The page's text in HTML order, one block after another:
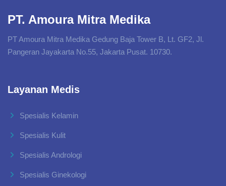
PT. Amoura Mitra Medika
PT Amoura Mitra Medika Gedung Baja Tower B, Lt. GF2, Jl.
Pangeran Jayakarta No.55, Jakarta Pusat. 10730.
Layanan Medis
Spesialis Kelamin
Spesialis Kulit
Spesialis Andrologi
Spesialis Ginekologi